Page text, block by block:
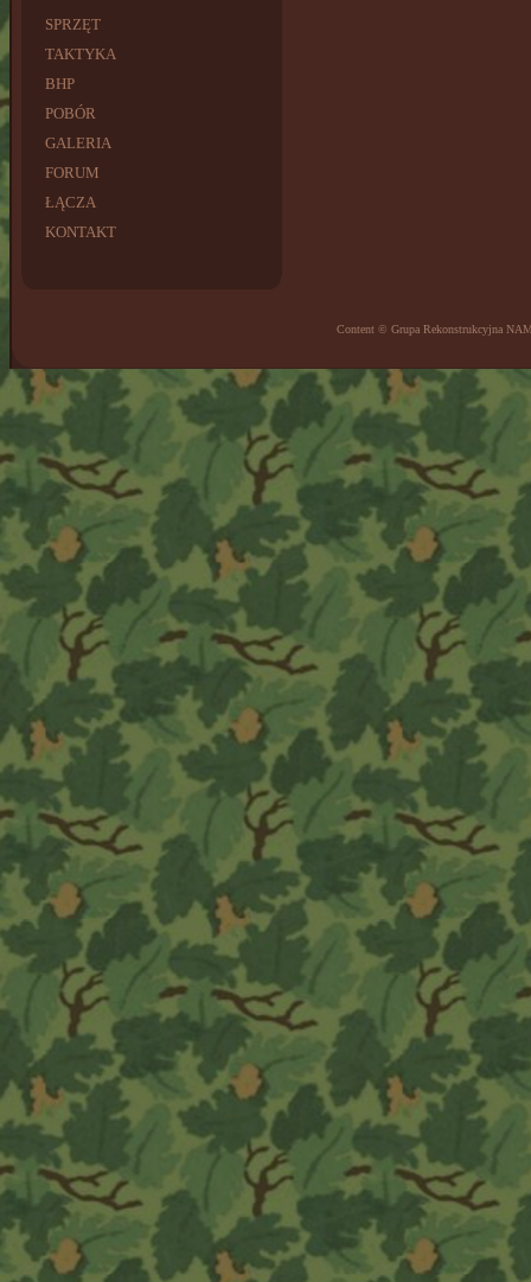
SPRZĘT
TAKTYKA
BHP
POBÓR
GALERIA
FORUM
ŁĄCZA
KONTAKT
Content © Grupa Rekonstrukcyjna